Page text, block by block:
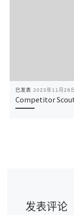
已发表 2023年11月28日
Competitor
发表评论